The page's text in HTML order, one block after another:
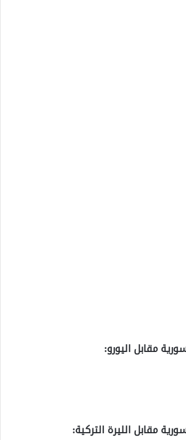
مقابل اليورو:
مقابل الليرة التركية: